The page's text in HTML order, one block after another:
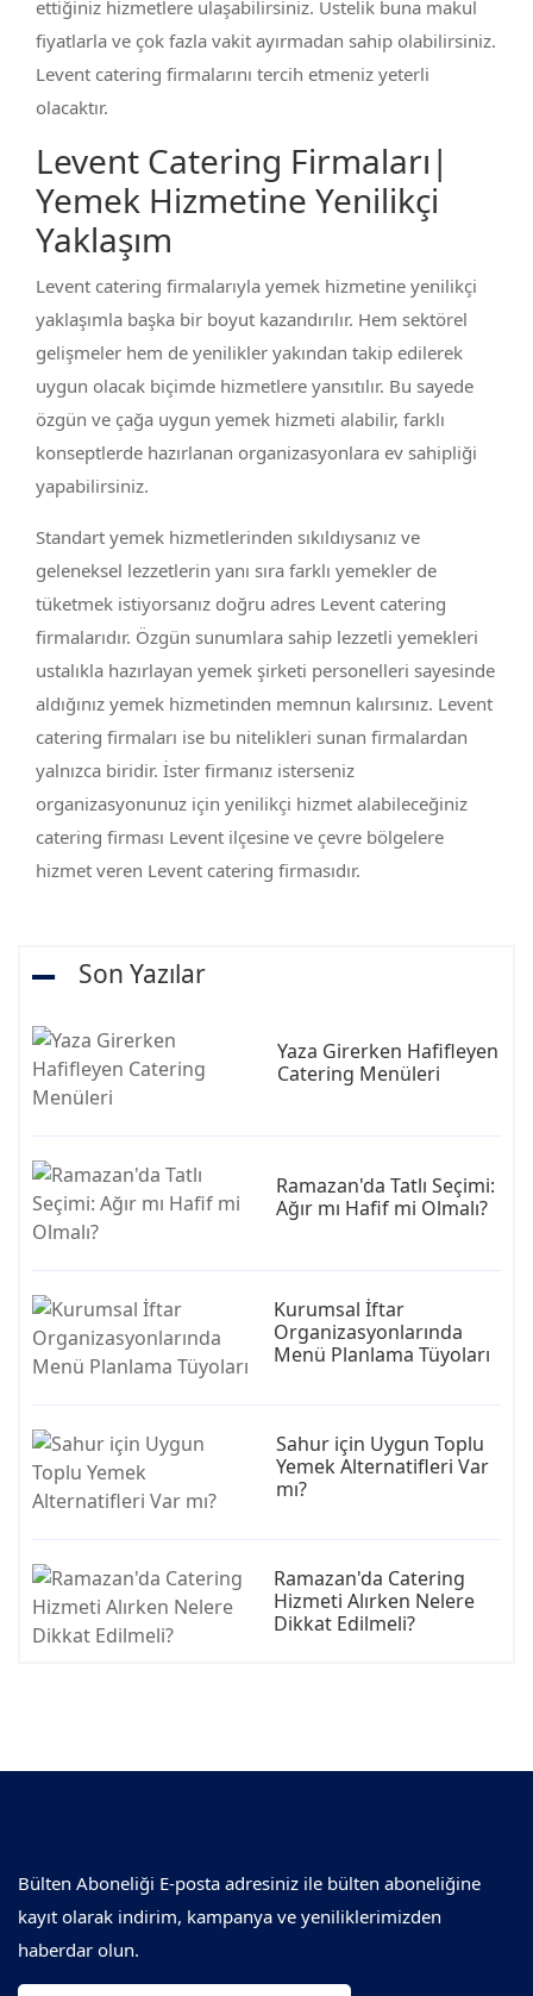
ettiğiniz hizmetlere ulaşabilirsiniz. Üstelik buna makul
fiyatlarla ve çok fazla vakit ayırmadan sahip olabilirsiniz.
Levent catering firmalarını tercih etmeniz yeterli
olacaktır.
Levent Catering Firmaları|
Yemek Hizmetine Yenilikçi
Yaklaşım
Levent catering firmalarıyla yemek hizmetine yenilikçi
yaklaşımla başka bir boyut kazandırılır. Hem sektörel
gelişmeler hem de yenilikler yakından takip edilerek
uygun olacak biçimde hizmetlere yansıtılır. Bu sayede
özgün ve çağa uygun yemek hizmeti alabilir, farklı
konseptlerde hazırlanan organizasyonlara ev sahipliği
yapabilirsiniz.
Standart yemek hizmetlerinden sıkıldıysanız ve
geleneksel lezzetlerin yanı sıra farklı yemekler de
tüketmek istiyorsanız doğru adres Levent catering
firmalarıdır. Özgün sunumlara sahip lezzetli yemekleri
ustalıkla hazırlayan yemek şirketi personelleri sayesinde
aldığınız yemek hizmetinden memnun kalırsınız. Levent
catering firmaları ise bu nitelikleri sunan firmalardan
yalnızca biridir. İster firmanız isterseniz
organizasyonunuz için yenilikçi hizmet alabileceğiniz
catering firması Levent ilçesine ve çevre bölgelere
hizmet veren Levent catering firmasıdır.
Son Yazılar
Yaza Girerken Hafifleyen
Catering Menüleri
Ramazan'da Tatlı Seçimi:
Ağır mı Hafif mi Olmalı?
Kurumsal İftar
Organizasyonlarında
Menü Planlama Tüyoları
Sahur için Uygun Toplu
Yemek Alternatifleri Var
mı?
Ramazan'da Catering
Hizmeti Alırken Nelere
Dikkat Edilmeli?
Bülten Aboneliği E-posta adresiniz ile bülten aboneliğine
kayıt olarak indirim, kampanya ve yeniliklerimizden
haberdar olun.